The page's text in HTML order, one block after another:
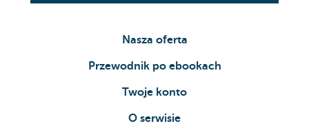
Nasza oferta
Przewodnik po ebookach
Twoje konto
O serwisie